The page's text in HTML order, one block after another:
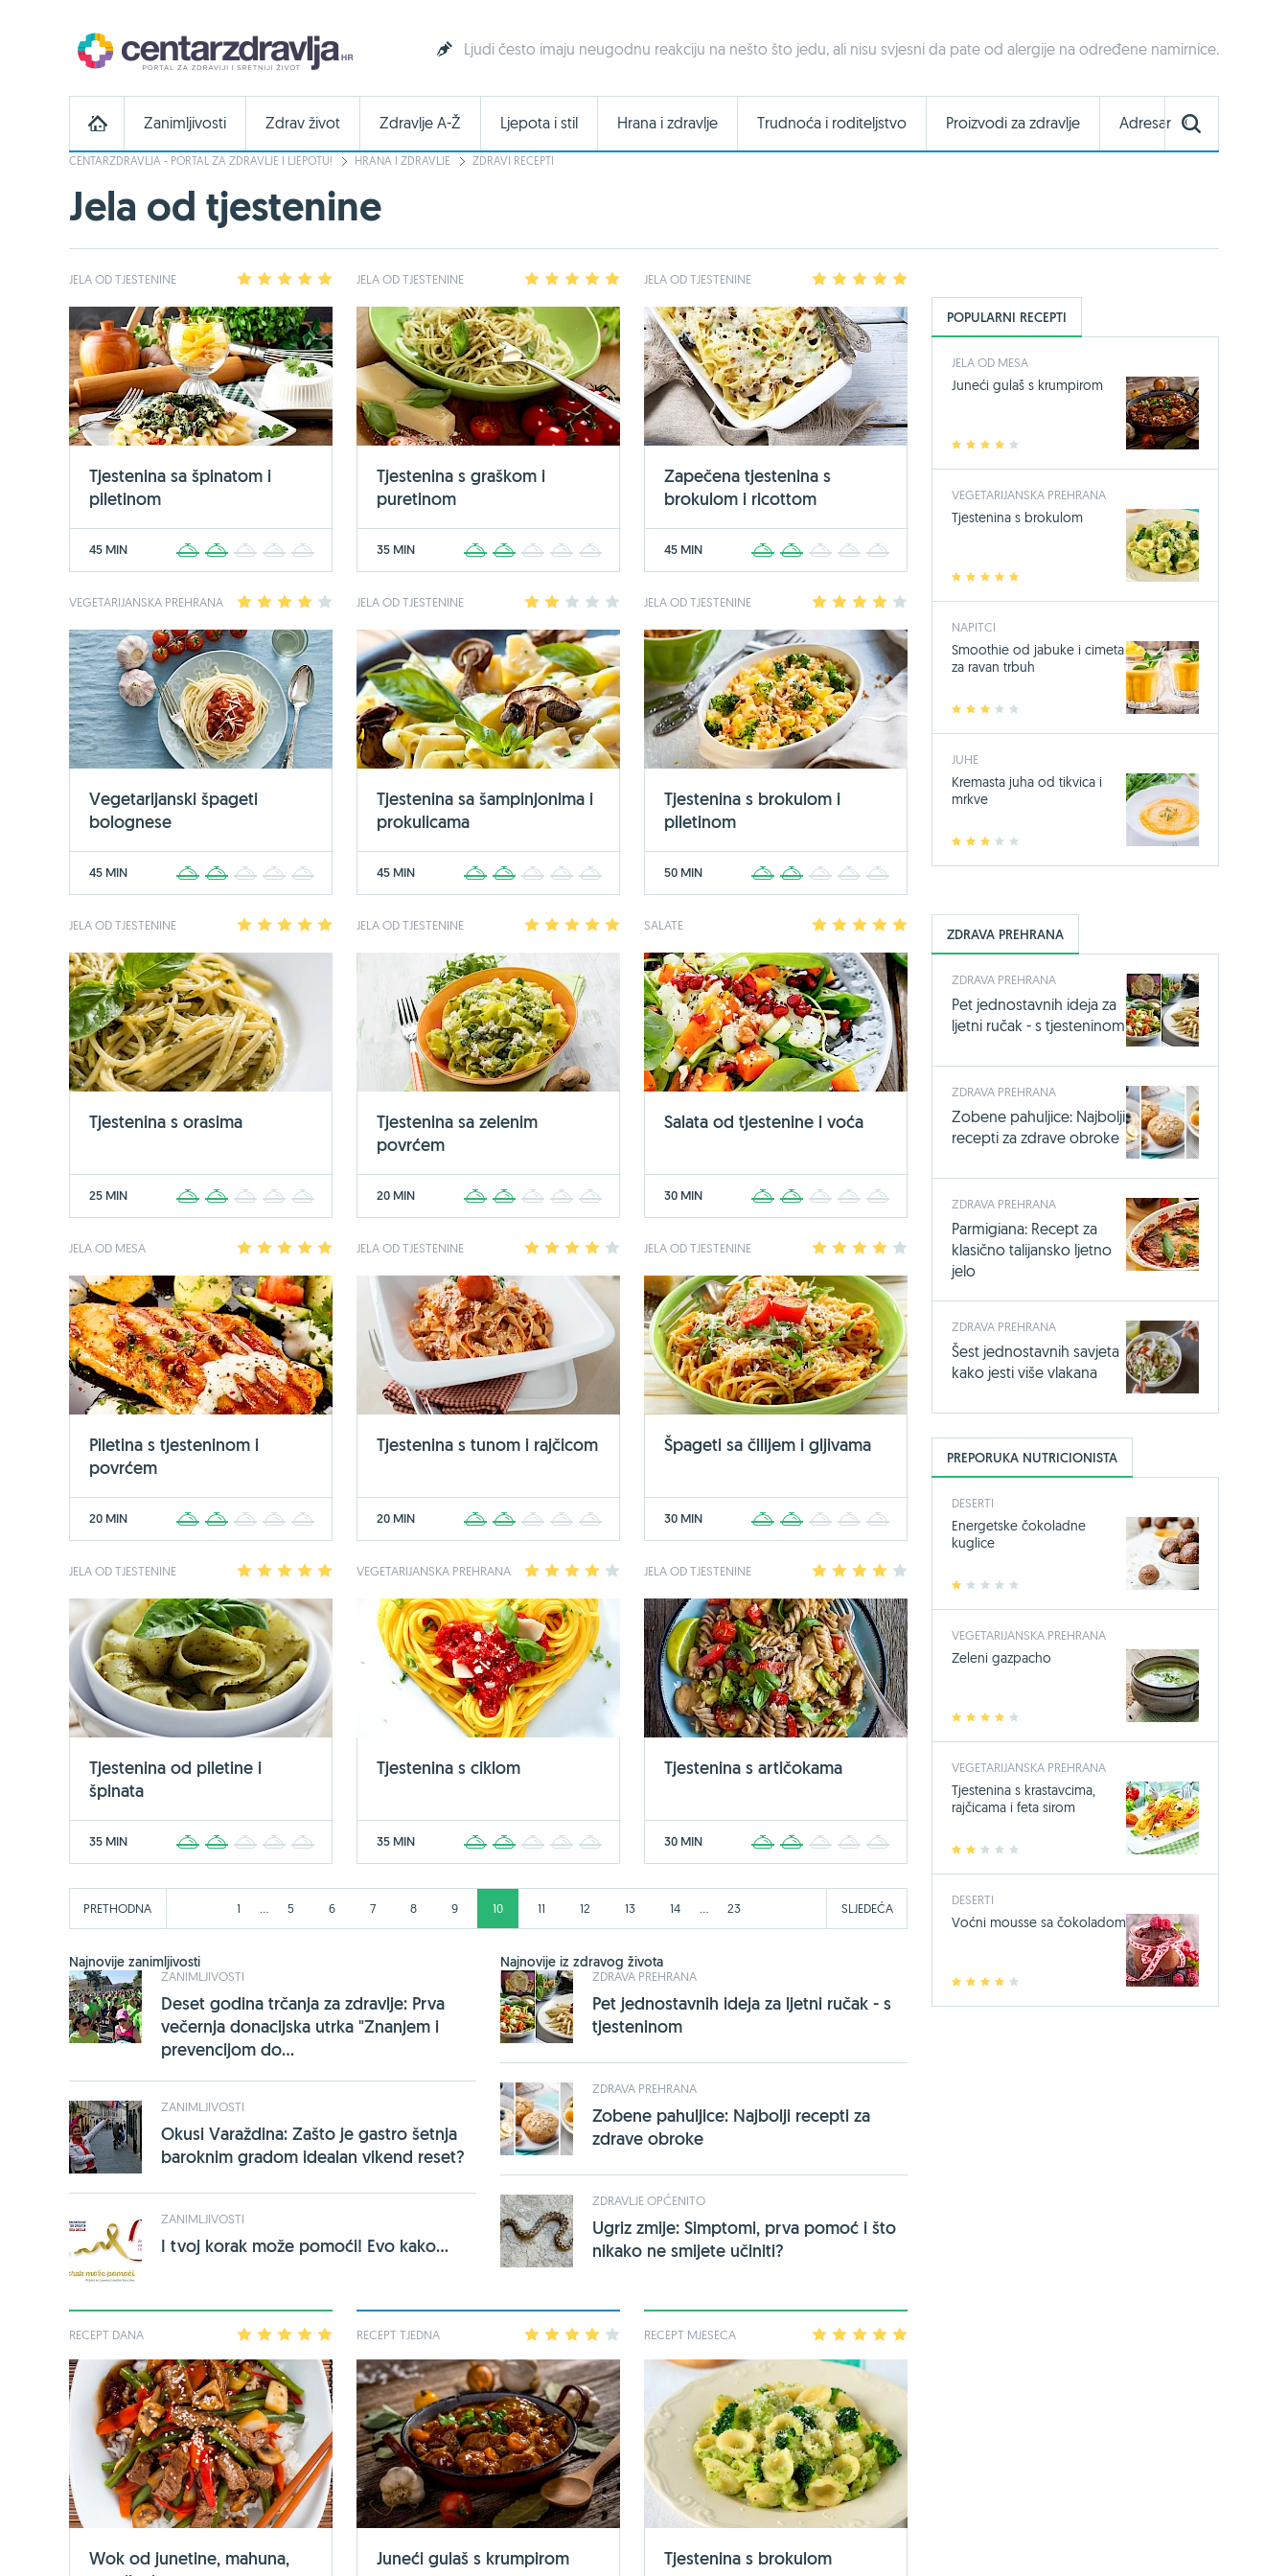
Ljudi često imaju neugodnu reakciju na nešto što jedu, ali nisu svjesni da pate od alergije na određene namirnice.
Zanimljivosti Zdrav život Zdravlje A-Ž Ljepota i stil Hrana i zdravlje Trudnoća i roditeljstvo Proizvodi za zdravlje Adresar
CENTARZDRAVLJA - PORTAL ZA ZDRAVLJE I LJEPOTU! HRANA I ZDRAVLJE ZDRAVI RECEPTI
Jela od tjestenine
JELA OD TJESTENINE 2 3 4
Tjestenina sa špinatom i
piletinom
45 MIN 2 3 4
JELA OD TJESTENINE 2 3 4
Tjestenina s graškom i
puretinom
35 MIN 2 3 4
JELA OD TJESTENINE 2 3 4
Zapečena tjestenina s
brokulom i ricottom
45 MIN 2 3 4
VEGETARIJANSKA PREHRANA 2 3 4
Vegetarijanski špageti
bolognese
45 MIN 2 3 4
JELA OD TJESTENINE 2 3 4
Tjestenina sa šampinjonima i
prokulicama
45 MIN 2 3 4
JELA OD TJESTENINE 2 3 4
Tjestenina s brokulom i
piletinom
50 MIN 2 3 4
JELA OD TJESTENINE 2 3 4
Tjestenina s orasima
25 MIN 2 3 4
JELA OD TJESTENINE 2 3 4
Tjestenina sa zelenim
povrćem
20 MIN 2 3 4
SALATE 2 3 4
Salata od tjestenine i voća
30 MIN 2 3 4
JELA OD MESA 2 3 4
Piletina s tjesteninom i
povrćem
20 MIN 2 3 4
JELA OD TJESTENINE 2 3 4
Tjestenina s tunom i rajčicom
20 MIN 2 3 4
JELA OD TJESTENINE 2 3 4
Špageti sa čilijem i gljivama
30 MIN 2 3 4
JELA OD TJESTENINE 2 3 4
Tjestenina od piletine i
špinata
35 MIN 2 3 4
VEGETARIJANSKA PREHRANA 2 3 4
Tjestenina s ciklom
35 MIN 2 3 4
JELA OD TJESTENINE 2 3 4
Tjestenina s artičokama
30 MIN 2 3 4
PRETHODNA 1 ... 5 6 7 8 9 10 11 12 13 14 ... 23 SLJEDEĆA
Najnovije zanimljivosti
ZANIMLJIVOSTI
Deset godina trčanja za zdravlje: Prva
večernja donacijska utrka "Znanjem i
prevencijom do...
ZANIMLJIVOSTI
Okusi Varaždina: Zašto je gastro šetnja
baroknim gradom idealan vikend reset?
ZANIMLJIVOSTI
I tvoj korak može pomoći! Evo kako...
Najnovije iz zdravog života
ZDRAVA PREHRANA
Pet jednostavnih ideja za ljetni ručak - s
tjesteninom
ZDRAVA PREHRANA
Zobene pahuljice: Najbolji recepti za
zdrave obroke
ZDRAVLJE OPĆENITO
Ugriz zmije: Simptomi, prva pomoć i što
nikako ne smijete učiniti?
RECEPT DANA 2 3 4
Wok od junetine, mahuna,
RECEPT TJEDNA 2 3 4
Juneći gulaš s krumpirom
RECEPT MJESECA 2 3 4
Tjestenina s brokulom
POPULARNI RECEPTI
JELA OD MESA
2 3 4
Juneći gulaš s krumpirom
VEGETARIJANSKA PREHRANA
2 3 4
Tjestenina s brokulom
NAPITCI
2 3 4
Smoothie od jabuke i cimeta
za ravan trbuh
JUHE
2 3 4
Kremasta juha od tikvica i
mrkve
ZDRAVA PREHRANA
ZDRAVA PREHRANA
Pet jednostavnih ideja za
ljetni ručak - s tjesteninom
ZDRAVA PREHRANA
Zobene pahuljice: Najbolji
recepti za zdrave obroke
ZDRAVA PREHRANA
Parmigiana: Recept za
klasično talijansko ljetno
jelo
ZDRAVA PREHRANA
Šest jednostavnih savjeta
kako jesti više vlakana
PREPORUKA NUTRICIONISTA
DESERTI
2 3 4
Energetske čokoladne
kuglice
VEGETARIJANSKA PREHRANA
2 3 4
Zeleni gazpacho
VEGETARIJANSKA PREHRANA
2 3 4
Tjestenina s krastavcima,
rajčicama i feta sirom
DESERTI
2 3 4
Voćni mousse sa čokoladom